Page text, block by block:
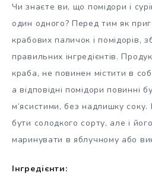
Чи знаєте ви, що помідори і
один одного? Перед тим як
крабових паличок і помідорів,
правильних інгредієнтів.
краба, не повинен містити в
а відповідні помідори повинні
м’ясистими, без надлишку
бути солодкого сорту, але і
маринувати в яблучному або
Інгредієнти: